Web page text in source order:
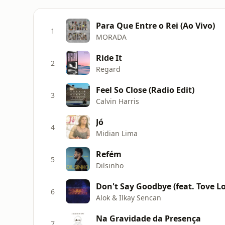
1 Para Que Entre o Rei (Ao Vivo)
MORADA
2 Ride It
Regard
3 Feel So Close (Radio Edit)
Calvin Harris
4 Jó
Midian Lima
5 Refém
Dilsinho
6 Don't Say Goodbye (feat. Tove
Alok & Ilkay Sencan
Na Gravidade da Presença